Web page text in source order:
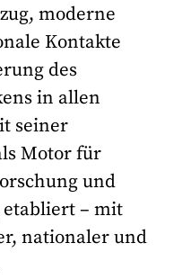
moderne
Kontakte
des
in allen
seiner
Motor für
und
– mit
nationaler und